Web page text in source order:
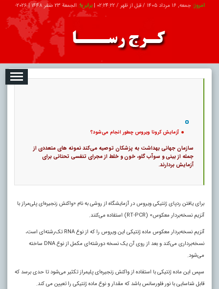
امروز: جمعه, ۱۶ مرداد ۱۴۰۵ / قبل از ظهر / 02:24:23
|برابر با:الجمعة 23 صفر 1448 |
2026-
تبلیغات درباره ما ارتباط با ما
آزمایش کرونا ویروس چطور انجام می‌شود؟
سازمان جهانی بهداشت به پزشکان توصیه می‌کند نمونه‌ های متعددی از
جمله از بینی و سوآب گلو، خون و خلط از مجرای تنفسی تحتانی برای
آزمایش بردارند.
برای یافتن ردپای ژنتیکی ویروس در آزمایشگاه از روشی به نام «واکنش زنجیره‌ای پلی‌مراز با
آنزیم نسخه‌بردار معکوس» (RT-PCR) استفاده می‌کنند.
آنزیم نسخه‌بردار معکوس ماده ژنتیکی این ویروس را که از نوع RNA تک‌رشته‌ای است،
نسخه‌برداری می‌کند و بعد از روی آن یک نسخه دورشته‌ای مکمل از نوع DNA ساخته
می‌شود.
سپس این ماده ژنتیکی با استفاده از واکنش زنجیره‌ای پلیمراز تکثیر می‌شود تا حدی برسد که
قابل شناسایی با نور فلورسانس باشد که مقدار و نوع ماده ژنتیکی را تعیین می‌ کند.